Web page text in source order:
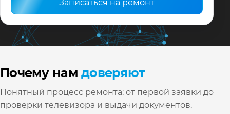
Записаться на ремонт
Почему намдоверяют
Понятный процесс ремонта: от первой заявки до
проверки телевизора и выдачи документов.